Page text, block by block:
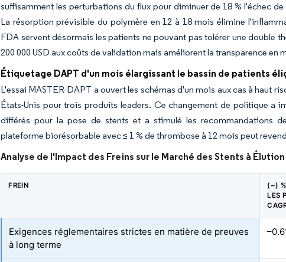
suffisamment les perturbations du flux pour diminuer de 18 % l'échec
La résorption prévisible du polymère en 12 à 18 mois élimine
FDA servent désormais les patients ne pouvant pas tolérer une double
200 000 USD aux coûts de validation mais améliorent la transparence en
Étiquetage DAPT d'un mois élargissant le bassin de patients
L'essai MASTER-DAPT a ouvert les schémas d'un mois aux cas à haut
États-Unis pour trois produits leaders. Ce changement de politique a
différés pour la pose de stents et a stimulé les recommandations
plateforme biorésorbable avec ≤ 1 % de thrombose à 12 mois peut
Analyse de l'Impact des Freins sur le Marché des Stents à
FREIN
(~)
LES
Exigences réglementaires strictes en matière de preuves
à long terme